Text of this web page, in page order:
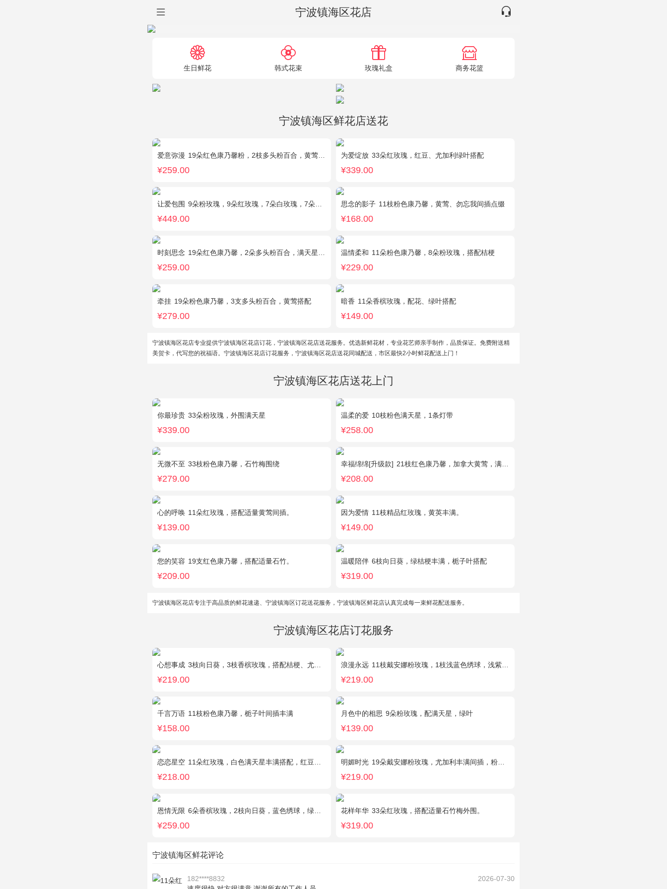
宁波镇海区花店
生日鲜花 韩式花束 玫瑰礼盒 商务花篮
宁波镇海区鲜花店送花
爱意弥漫 19朵红色康乃馨粉，2枝多头粉百合，黄莺、石竹梅搭配
¥259.00
为爱绽放 33朵红玫瑰，红豆、尤加利绿叶搭配
¥339.00
让爱包围 9朵粉玫瑰，9朵红玫瑰，7朵白玫瑰，7朵蓝玫瑰，7朵香槟玫瑰，满天星和绿草丰满外围，随机赠送两只公仔
¥449.00
思念的影子 11枝粉色康乃馨，黄莺、勿忘我间插点缀
¥168.00
时刻思念 19朵红色康乃馨，2朵多头粉百合，满天星、绿叶搭配
¥259.00
温情柔和 11朵粉色康乃馨，8朵粉玫瑰，搭配桔梗
¥229.00
牵挂 19朵粉色康乃馨，3支多头粉百合，黄莺搭配
¥279.00
暗香 11朵香槟玫瑰，配花、绿叶搭配
¥149.00
宁波镇海区花店专业提供宁波镇海区花店订花，宁波镇海区花店送花服务。优选新鲜花材，专业花艺师亲手制作，品质保证。免费附送精
美贺卡，代写您的祝福语。宁波镇海区花店订花服务，宁波镇海区花店送花同城配送，市区最快2小时鲜花配送上门！
宁波镇海区花店送花上门
你最珍贵 33朵粉玫瑰，外围满天星
¥339.00
温柔的爱 10枝粉色满天星，1条灯带
¥258.00
无微不至 33枝粉色康乃馨，石竹梅围绕
¥279.00
幸福绵绵[升级款] 21枝红色康乃馨，加拿大黄莺，满天星间插丰满
¥208.00
心的呼唤 11朵红玫瑰，搭配适量黄莺间插。
¥139.00
因为爱情 11枝精品红玫瑰，黄英丰满。
¥149.00
您的笑容 19支红色康乃馨，搭配适量石竹。
¥209.00
温暖陪伴 6枝向日葵，绿桔梗丰满，栀子叶搭配
¥319.00
宁波镇海区花店专注于高品质的鲜花速递、宁波镇海区订花送花服务，宁波镇海区鲜花店认真完成每一束鲜花配送服务。
宁波镇海区花店订花服务
心想事成 3枝向日葵，3枝香槟玫瑰，搭配桔梗、尤加利叶
¥219.00
浪漫永远 11枝戴安娜粉玫瑰，1枝浅蓝色绣球，浅紫洋桔梗、栀子叶搭配
¥219.00
千言万语 11枝粉色康乃馨，栀子叶间插丰满
¥158.00
月色中的相思 9朵粉玫瑰，配满天星，绿叶
¥139.00
恋恋星空 11朵红玫瑰，白色满天星丰满搭配，红豆点缀，一条灯带，搭配2只小熊
¥218.00
明媚时光 19朵戴安娜粉玫瑰，尤加利丰满间插，粉色满天星点缀
¥219.00
恩情无限 6朵香槟玫瑰，2枝向日葵，蓝色绣球，绿色桔梗、绿叶搭配
¥259.00
花样年华 33朵红玫瑰，搭配适量石竹梅外围。
¥319.00
宁波镇海区鲜花评论
182****8832
2026-07-30